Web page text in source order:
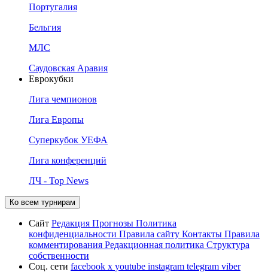
Португалия
Бельгия
МЛС
Саудовская Аравия
Еврокубки
Лига чемпионов
Лига Европы
Суперкубок УЕФА
Лига конференций
ЛЧ - Top News
Ко всем турнирам
Сайт Редакция Прогнозы Политика
конфиденциальности Правила сайту Контакты Правила
комментирования Редакционная политика Структура
собственности
Соц. сети facebook x youtube instagram telegram viber